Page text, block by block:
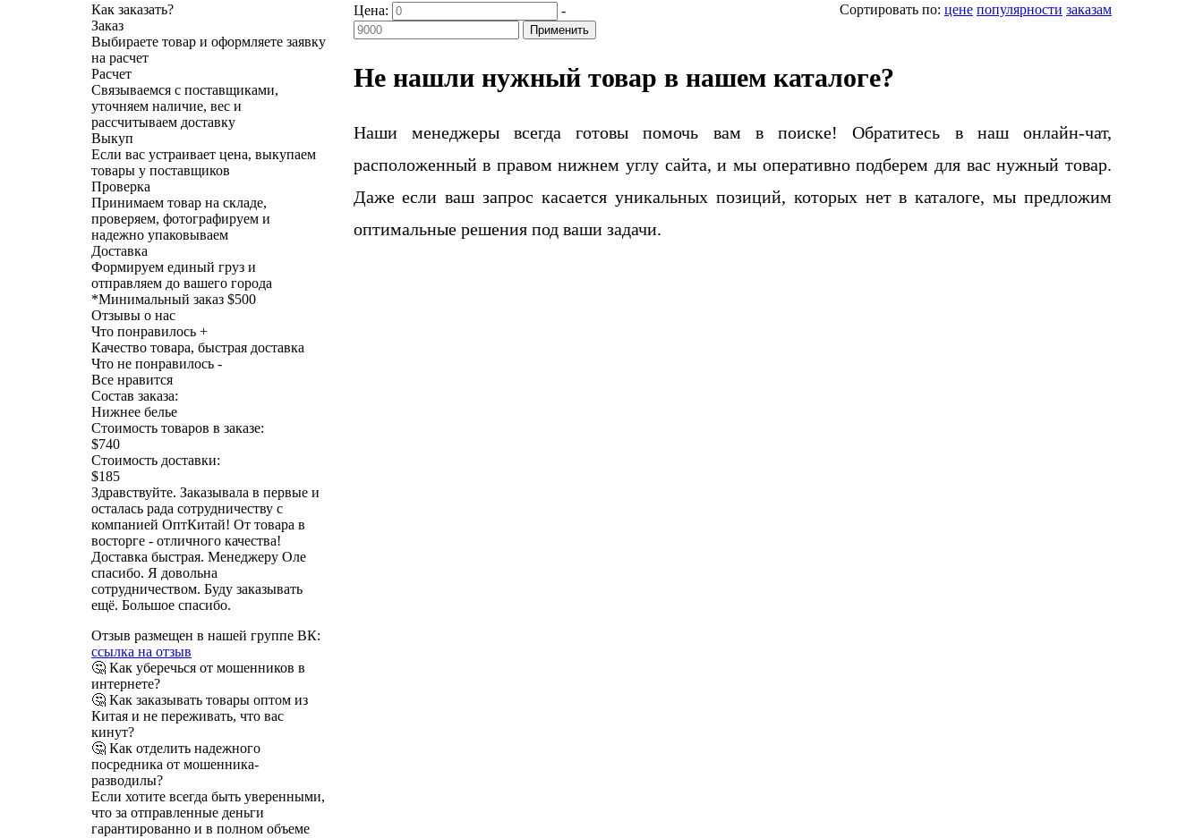
Как заказать?
Заказ
Выбираете товар и оформляете заявку
на расчет
Расчет
Связываемся с поставщиками,
уточняем наличие, вес и
рассчитываем доставку
Выкуп
Если вас устраивает цена, выкупаем
товары у поставщиков
Проверка
Принимаем товар на складе,
проверяем, фотографируем и
надежно упаковываем
Доставка
Формируем единый груз и
отправляем до вашего города
*Минимальный заказ $500
Отзывы о нас
Что понравилось +
Качество товара, быстрая доставка
Что не понравилось -
Все нравится
Состав заказа:
Нижнее белье
Стоимость товаров в заказе:
$740
Стоимость доставки:
$185
Здравствуйте. Заказывала в первые и
осталась рада сотрудничеству с
компанией ОптКитай! От товара в
восторге - отличного качества!
Доставка быстрая. Менеджеру Оле
спасибо. Я довольна
сотрудничеством. Буду заказывать
ещё. Большое спасибо.
Отзыв размещен в нашей группе ВК:
ссылка на отзыв
🤔 Как уберечься от мошенников в
интернете?
🤔 Как заказывать товары оптом из
Китая и не переживать, что вас
кинут?
🤔 Как отделить надежного
посредника от мошенника-
разводилы?
Если хотите всегда быть уверенными,
что за отправленные деньги
гарантированно и в полном объеме
Сортировать по: цене популярности заказам
Цена: -
Применить
Не нашли нужный товар в нашем каталоге?
Наши менеджеры всегда готовы помочь вам в поиске! Обратитесь в наш онлайн-чат,
расположенный в правом нижнем углу сайта, и мы оперативно подберем для вас нужный товар.
Даже если ваш запрос касается уникальных позиций, которых нет в каталоге, мы предложим
оптимальные решения под ваши задачи.